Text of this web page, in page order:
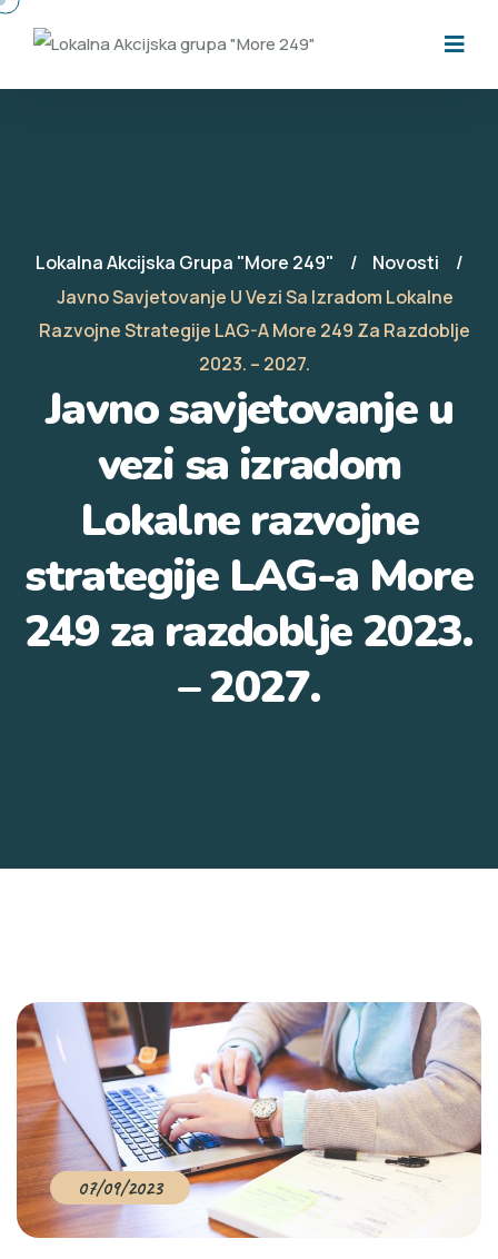
Lokalna Akcijska Grupa "More 249"
Novosti
Javno Savjetovanje U Vezi Sa Izradom Lokalne
Razvojne Strategije LAG-A More 249 Za Razdoblje
2023. – 2027.
Javno savjetovanje u
vezi sa izradom
Lokalne razvojne
strategije LAG-a More
249 za razdoblje 2023.
– 2027.
07/09/2023